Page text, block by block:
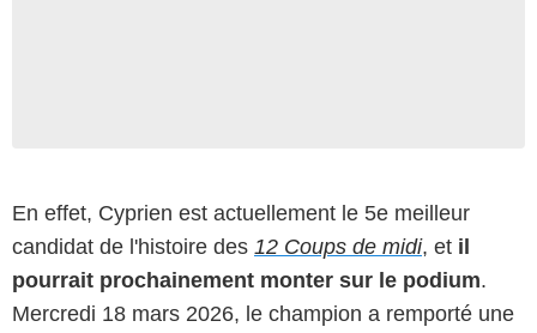
En effet, Cyprien est actuellement le 5e meilleur
candidat de l'histoire des 12 Coups de midi, et il
pourrait prochainement monter sur le podium.
Mercredi 18 mars 2026, le champion a remporté une